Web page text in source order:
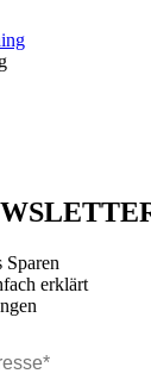
Sparen
erklärt